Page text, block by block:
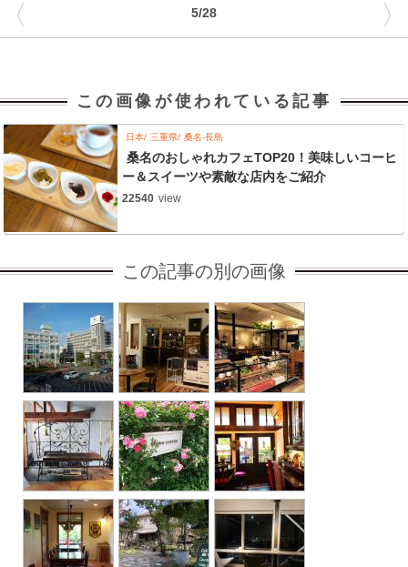
5/28
〈 〉
この画像が使われている記事
日本 三重県 桑名-長島
桑名のおしゃれカフェTOP20！美味しいコーヒ
ー＆スイーツや素敵な店内をご紹介
22540 view
この記事の別の画像